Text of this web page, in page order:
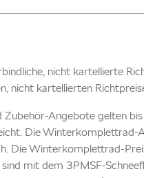
nicht kartellierte
nicht kartellierten
Zubehör-Angebote gelten
Die Winterkomplettrad-
Die Winterkomplettrad-
sind mit dem 3PMSF-